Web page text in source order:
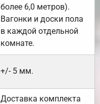
более 6,0 метров).
Вагонки и доски пола
в каждой отдельной
комнате.
+/- 5 мм.
Доставка комплекта